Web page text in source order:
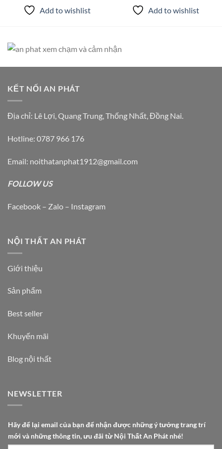
Add to wishlist
biến
Các
được
sản
Add to wishlist
KẾT NỐI AN PHÁT
Địa chỉ: Lê Lợi, Quang Trung, Thống Nhất, Đồng Nai.
Hotline: 0787 966 176
Email: noithatanphat1912@gmail.com
FOLLOW US
Facebook – Zalo – Instagram
NỘI THẤT AN PHÁT
Giới thiệu
Sản phẩm
Best seller
Khuyến mãi
Blog nội thất
NEWSLETTER
Hãy để lại email của bạn để nhận được những ý tưởng trang trí
mới và những thông tin, ưu đãi từ Nội Thất An Phát nhé!